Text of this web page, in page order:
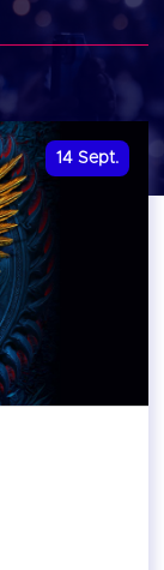
14 Sept.